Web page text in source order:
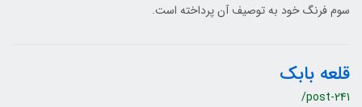
سوم فرنگ خود به توصیف آن پرداخته است.
قلعه بابک
/post-241